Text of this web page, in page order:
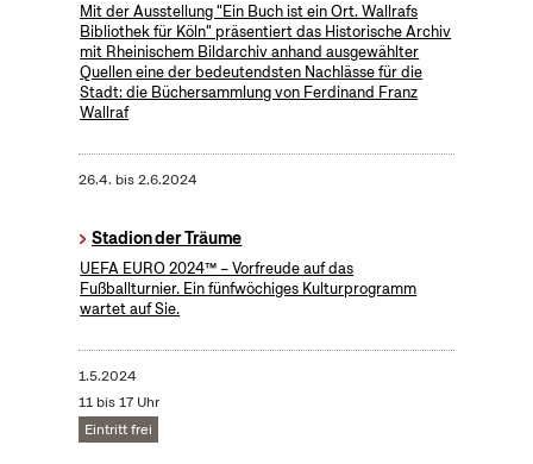
Mit der Ausstellung "Ein Buch ist ein Ort. Wallrafs
Bibliothek für Köln" präsentiert das Historische Archiv
mit Rheinischem Bildarchiv anhand ausgewählter
Quellen eine der bedeutendsten Nachlässe für die
Stadt: die Büchersammlung von Ferdinand Franz
Wallraf
26.4. bis2.6.2024
Stadion der Träume
UEFA EURO 2024™ – Vorfreude auf das
Fußballturnier. Ein fünfwöchiges Kulturprogramm
wartet auf Sie.
1.5.2024
11 bis 17 Uhr
Eintritt frei